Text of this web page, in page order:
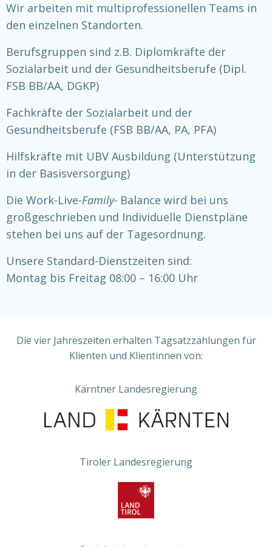
Wir arbeiten mit multiprofessionellen Teams in
den einzelnen Standorten.
Berufsgruppen sind z.B. Diplomkräfte der
Sozialarbeit und der Gesundheitsberufe (Dipl.
FSB BB/AA, DGKP)
Fachkräfte der Sozialarbeit und der
Gesundheitsberufe (FSB BB/AA, PA, PFA)
Hilfskräfte mit UBV Ausbildung (Unterstützung
in der Basisversorgung)
Die Work-Live-Family- Balance wird bei uns
großgeschrieben und Individuelle Dienstpläne
stehen bei uns auf der Tagesordnung.
Unsere Standard-Dienstzeiten sind:
Montag bis Freitag 08:00 – 16:00 Uhr
Die vier Jahreszeiten erhalten Tagsatzzahlungen für
Klienten und Klientinnen von:
Kärntner Landesregierung
Tiroler Landesregierung